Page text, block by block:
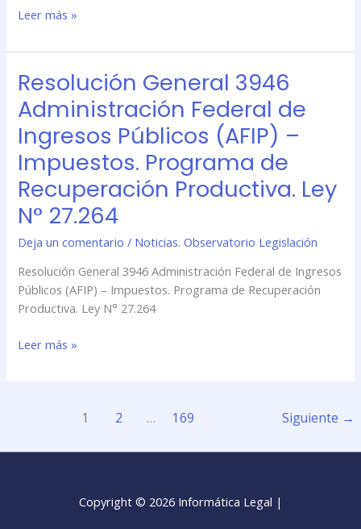
del
de
Comunicaciones
Móviles
Leer más »
Resolución General 3946
Administración Federal de
Ingresos Públicos (AFIP) –
Impuestos. Programa de
Recuperación Productiva. Ley
N° 27.264
Deja un comentario / Noticias. Observatorio Legislación
Resolución General 3946 Administración Federal de Ingresos
Públicos (AFIP) – Impuestos. Programa de Recuperación
Productiva. Ley N° 27.264
Resolución
3946
Administración
Federal
de
Ingresos
Públicos
(AFIP)
–
Impuestos.
Programa
Productiva.
Leer más »
1 2 … 169 Siguiente →
Copyright © 2026 Informática Legal |